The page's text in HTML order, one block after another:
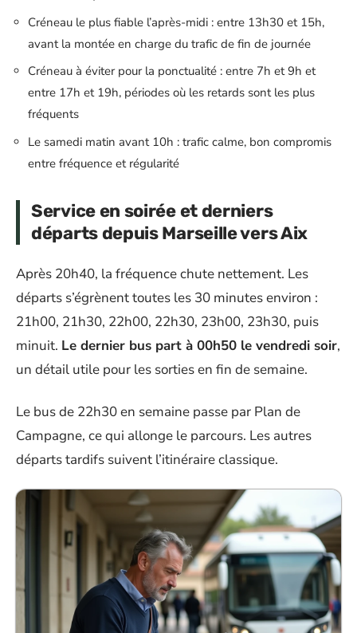
Créneau le plus fiable l’après-midi : entre 13h30 et 15h,
avant la montée en charge du trafic de fin de journée
Créneau à éviter pour la ponctualité : entre 7h et 9h et
entre 17h et 19h, périodes où les retards sont les plus
fréquents
Le samedi matin avant 10h : trafic calme, bon compromis
entre fréquence et régularité
Service en soirée et derniers
départs depuis Marseille vers Aix
Après 20h40, la fréquence chute nettement. Les
départs s’égrènent toutes les 30 minutes environ :
21h00, 21h30, 22h00, 22h30, 23h00, 23h30, puis
minuit. Le dernier bus part à 00h50 le vendredi soir,
un détail utile pour les sorties en fin de semaine.
Le bus de 22h30 en semaine passe par Plan de
Campagne, ce qui allonge le parcours. Les autres
départs tardifs suivent l’itinéraire classique.